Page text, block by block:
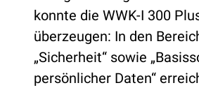
konnte die WWK-I 300
überzeugen: In den
„Sicherheit“ sowie
persönlicher Daten“